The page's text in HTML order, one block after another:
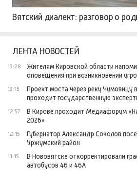
Вятский диалект: разговор о
ЛЕНТА НОВОСТЕЙ
13:28
Жителям Кировской области
оповещения при возникновении
13:15
Проект моста через реку Чумовицу
проходит государственную
12:57
В Кирове проходит Медиафорум
2026»
12:15
Губернатор Александр Соколов
Уржумский район
11:15
В Нововятске откорректировали
автобусов 46 и 46А